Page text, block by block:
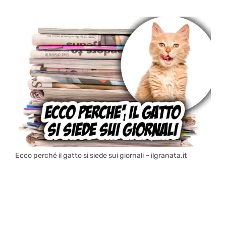
Ecco perché il gatto si siede sui giornali – ilgranata.it